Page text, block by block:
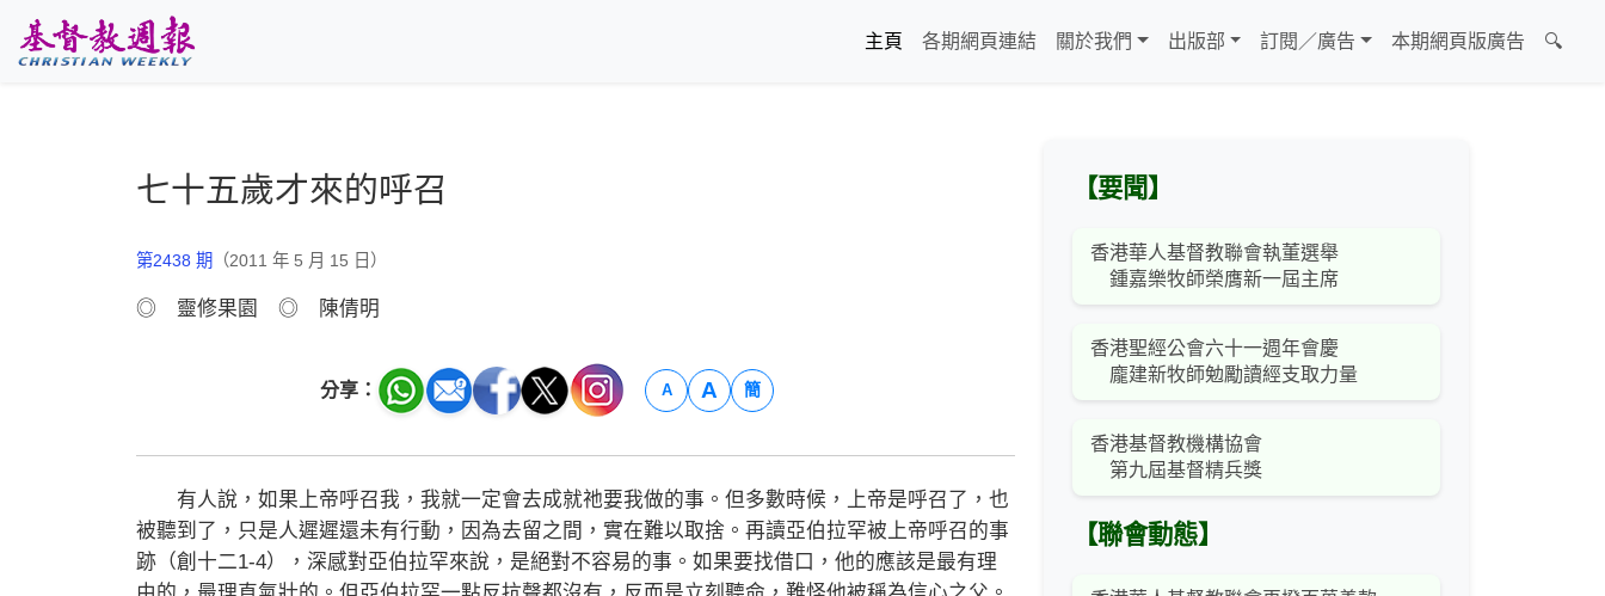
主頁
各期網頁連結 關於我們 出版部 訂閱／廣告 本期網頁版廣告 🔍
七十五歲才來的呼召
第2438 期 （2011 年 5 月 15 日）
◎ 靈修果園 ◎ 陳倩明
分享： A A 簡
有人說，如果上帝呼召我，我就一定會去成就祂要我做的事。但多數時候，上帝是呼召了，也
被聽到了，只是人遲遲還未有行動，因為去留之間，實在難以取捨。再讀亞伯拉罕被上帝呼召的事
跡（創十二1-4），深感對亞伯拉罕來說，是絕對不容易的事。如果要找借口，他的應該是最有理
【要聞】
香港華人基督教聯會執董選舉
鍾嘉樂牧師榮膺新一屆主席
香港聖經公會六十一週年會慶
龐建新牧師勉勵讀經支取力量
香港基督教機構協會
第九屆基督精兵獎
【聯會動態】